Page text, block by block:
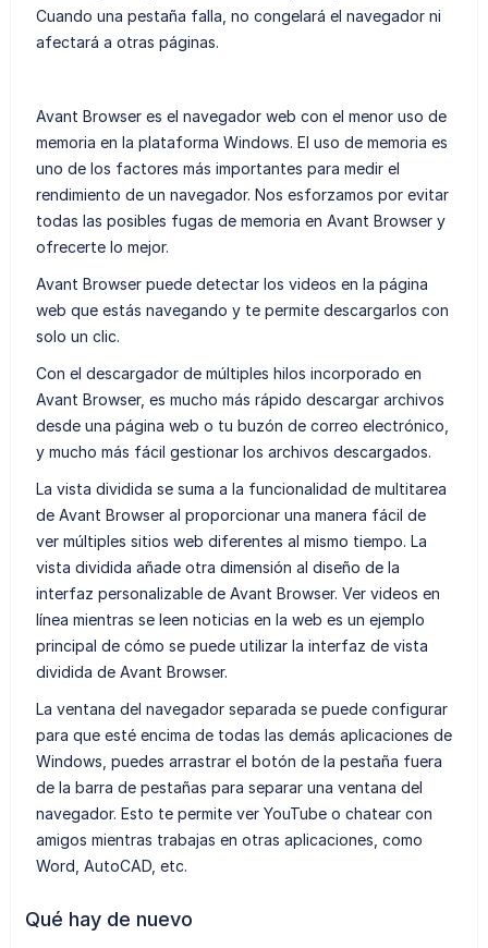
Cuando una pestaña falla, no congelará el navegador ni
afectará a otras páginas.
Avant Browser es el navegador web con el menor uso de
memoria en la plataforma Windows. El uso de memoria es
uno de los factores más importantes para medir el
rendimiento de un navegador. Nos esforzamos por evitar
todas las posibles fugas de memoria en Avant Browser y
ofrecerte lo mejor.
Avant Browser puede detectar los videos en la página
web que estás navegando y te permite descargarlos con
solo un clic.
Con el descargador de múltiples hilos incorporado en
Avant Browser, es mucho más rápido descargar archivos
desde una página web o tu buzón de correo electrónico,
y mucho más fácil gestionar los archivos descargados.
La vista dividida se suma a la funcionalidad de multitarea
de Avant Browser al proporcionar una manera fácil de
ver múltiples sitios web diferentes al mismo tiempo. La
vista dividida añade otra dimensión al diseño de la
interfaz personalizable de Avant Browser. Ver videos en
línea mientras se leen noticias en la web es un ejemplo
principal de cómo se puede utilizar la interfaz de vista
dividida de Avant Browser.
La ventana del navegador separada se puede configurar
para que esté encima de todas las demás aplicaciones de
Windows, puedes arrastrar el botón de la pestaña fuera
de la barra de pestañas para separar una ventana del
navegador. Esto te permite ver YouTube o chatear con
amigos mientras trabajas en otras aplicaciones, como
Word, AutoCAD, etc.
Qué hay de nuevo